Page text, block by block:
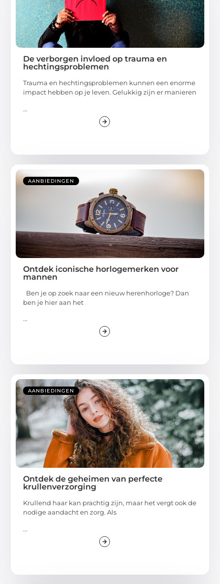
De verborgen invloed op trauma en
hechtingsproblemen
Trauma en hechtingsproblemen kunnen een enorme
impact hebben op je leven. Gelukkig zijn er manieren
...
AANBIEDINGEN
Ontdek iconische horlogemerken voor
mannen
Ben je op zoek naar een nieuw herenhorloge? Dan
ben je hier aan het
...
AANBIEDINGEN
Ontdek de geheimen van perfecte
krullenverzorging
Krullend haar kan prachtig zijn, maar het vergt ook de
nodige aandacht en zorg. Als
...